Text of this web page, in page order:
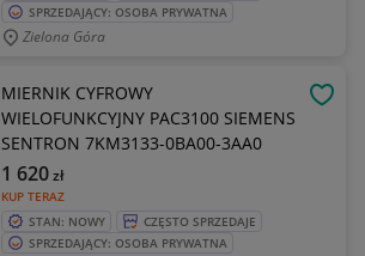
SPRZEDAJĄCY: OSOBA PRYWATNA
Zielona Góra
MIERNIK CYFROWY
WIELOFUNKCYJNY PAC3100 SIEMENS
SENTRON 7KM3133-0BA00-3AA0
KUP TERAZ
1 620zł
STAN: NOWY
CZĘSTO SPRZEDAJE
SPRZEDAJĄCY: OSOBA PRYWATNA